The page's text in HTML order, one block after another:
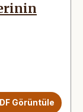
Görüntüle